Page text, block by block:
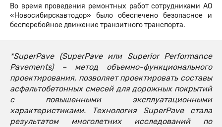
Во время проведения ремонтных работ сотрудниками АО
«Новосибирскавтодор» было обеспечено безопасное и
бесперебойное движение транзитного транспорта.
*SuperPave (SuperPave или Superior Performance
Pavements) – метод объемно-функционального
проектирования, позволяет проектировать составы
асфальтобетонных смесей для дорожных покрытий
с повышенными эксплуатационными
характеристиками. Технология SuperPave стала
результатом многолетних исследований по